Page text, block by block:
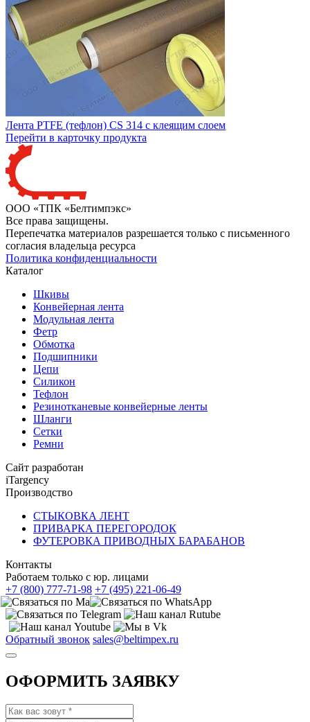
Лента PTFE (тефлон) CS 314 с клеящим слоем
Перейти в карточку продукта
ООО «ТПК «Белтимпэкс»
Все права защищены.
Перепечатка материалов разрешается только с письменного
согласия владельца ресурса
Политика конфиденциальности
Каталог
Шкивы
Конвейерная лента
Модульная лента
Фетр
Обмотка
Подшипники
Цепи
Силикон
Тефлон
Резинотканевые конвейерные ленты
Шланги
Сетки
Ремни
Сайт разработан
iTargency
Производство
СТЫКОВКА ЛЕНТ
ПРИВАРКА ПЕРЕГОРОДОК
ФУТЕРОВКА ПРИВОДНЫХ БАРАБАНОВ
Контакты
Работаем только с юр. лицами
+7 (800) 777-71-98 +7 (495) 221-06-49
Обратный звонок sales@beltimpex.ru
ОФОРМИТЬ ЗАЯВКУ